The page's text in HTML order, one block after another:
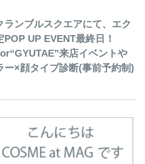
ランブルスクエアにて、エク
UP EVENT最終日！
来店イベントや
ー×顔タイプ診断(事前予約制)